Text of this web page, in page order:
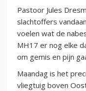
Pastoor Jules
slachtoffers
voelen wat de
MH17 er nog elke
om gemis en pijn
Maandag is het
vliegtuig boven